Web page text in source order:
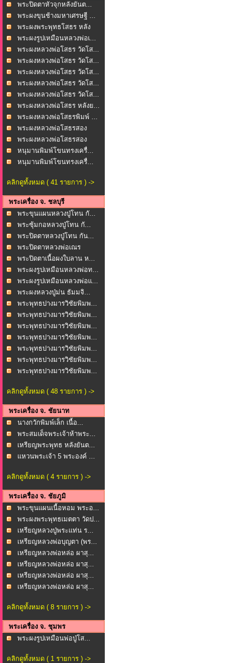
พระปิดตาหัวจุกหลังยันต...
พระผงขุนช้างมหาเศรษฐี ...
พระผงพระพุทธโสธร หลัง
ย...
พระผงรูปเหมือนหลวงพ่อเ...
พระผงหลวงพ่อโสธร วัดโส...
พระผงหลวงพ่อโสธร วัดโส...
พระผงหลวงพ่อโสธร วัดโส...
พระผงหลวงพ่อโสธร วัดโส...
พระผงหลวงพ่อโสธร วัดโส...
พระผงหลวงพ่อโสธร หลังย...
พระผงหลวงพ่อโสธรพิมพ์ ...
พระผงหลวงพ่อโสธรสอง
หน้...พระผงหลวงพ่อโสธรสอง
หน้...หนุมานพิมพ์โขนทรงเครื่...
หนุมานพิมพ์โขนทรงเครื่...
คลิกดูทั้งหมด ( 41 รายการ ) ->
พระเครื่อง จ. ชลบุรี
พระขุนแผนหลวงปู่โทน กั...
พระซุ้มกอหลวงปู่โทน กั...
พระปิดตาหลวงปู่โทน กัน...
พระปิดตาหลวงพ่อเณร
โพธ...พระปิดตาเนื้อผงใบลาน ห...
พระผงรูปเหมือนหลวงพ่อท...
พระผงรูปเหมือนหลวงพ่อแ...
พระผงหลวงปู่ม่น ธัมมจิ...
พระพุทธปางมารวิชัยพิมพ...
พระพุทธปางมารวิชัยพิมพ...
พระพุทธปางมารวิชัยพิมพ...
พระพุทธปางมารวิชัยพิมพ...
พระพุทธปางมารวิชัยพิมพ...
พระพุทธปางมารวิชัยพิมพ...
พระพุทธปางมารวิชัยพิมพ...
คลิกดูทั้งหมด ( 48 รายการ ) ->
พระเครื่อง จ. ชัยนาท
นางกวักพิมพ์เล็ก เนื้อ...
พระสมเด็จพระเจ้าห้าพระ...
เหรียญพระพุทธ หลังยันต...
แหวนพระเจ้า 5 พระองค์ ...
คลิกดูทั้งหมด ( 4 รายการ ) ->
พระเครื่อง จ. ชัยภูมิ
พระขุนแผนเนื้อหอม พระอ...
พระผงพระพุทธเมตตา วัดป...
เหรียญหลวงปู่พระแท่น ร...
เหรียญหลวงพ่อบุญตา (พร...
เหรียญหลวงพ่อหล่อ ผาสุ...
เหรียญหลวงพ่อหล่อ ผาสุ...
เหรียญหลวงพ่อหล่อ ผาสุ...
เหรียญหลวงพ่อหล่อ ผาสุ...
คลิกดูทั้งหมด ( 8 รายการ ) ->
พระเครื่อง จ. ชุมพร
พระผงรูปเหมือนพ่อปู่โส...
คลิกดูทั้งหมด ( 1 รายการ ) ->